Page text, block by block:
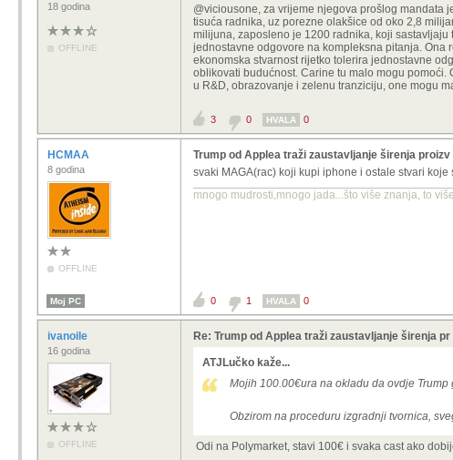
18 godina
OFFLINE
@viciousone, za vrijeme njegova prošlog mandata
tisuća radnika, uz porezne olakšice od oko 2,8
milijuna, zaposleno je 1200 radnika, koji
jednostavne odgovore na kompleksna pitanja. Ona
ekonomska stvarnost rijetko tolerira jednostavne
oblikovati budućnost. Carine tu malo mogu
u R&D, obrazovanje i zelenu tranziciju, one mogu
3 0 HVALA 0
HCMAA
8 godina
OFFLINE
Trump od Applea traži zaustavljanje širenja proizv
svaki MAGA(rac) koji kupi iphone i ostale stvari
mnogo mudrosti,mnogo jada...što više znanja, to
Moj PC 0 1 HVALA 0
ivanoile
16 godina
OFFLINE
Re: Trump od Applea traži zaustavljanje širenja pr
ATJLučko kaže...
Mojih 100.00€ura na okladu da ovdje Trump
Obzirom na proceduru izgradnji tvornica,
Odi na Polymarket, stavi 100€ i svaka cast ako